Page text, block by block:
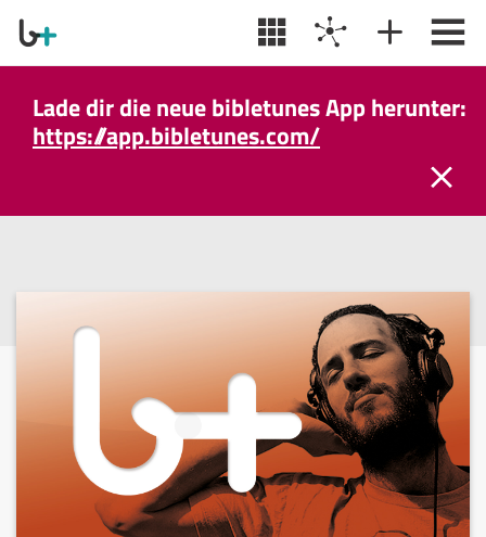
Lade dir die neue bibletunes App herunter:
https://app.bibletunes.com/